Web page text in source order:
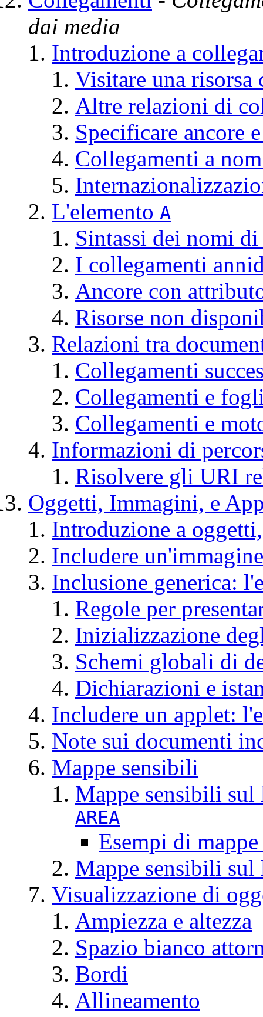
dai media
Introduzione a
Visitare una risorsa
Altre relazioni di
Specificare ancore
Collegamenti a
L'elemento A
Sintassi dei nomi di
I collegamenti
Ancore con
Risorse non
Relazioni tra
Collegamenti
Collegamenti e
Collegamenti e
Informazioni di
Risolvere gli URI
Oggetti, Immagini, e
Introduzione a
Includere
Inclusione generica:
Regole per
Inizializzazione
Schemi globali di
Dichiarazioni e
Includere un applet:
Note sui documenti
Mappe sensibili
Mappe sensibili
AREA
Esempi di
Mappe sensibili sul
Visualizzazione di
Ampiezza e altezza
Spazio bianco
Bordi
Allineamento